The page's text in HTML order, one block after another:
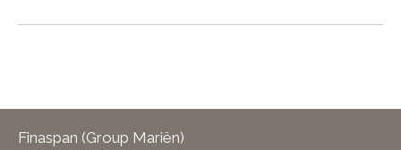
Finaspan (Group Mariën)